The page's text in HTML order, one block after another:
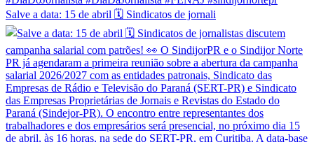
Salve a data: 15 de abril 🗓️ Sindicatos de jornali